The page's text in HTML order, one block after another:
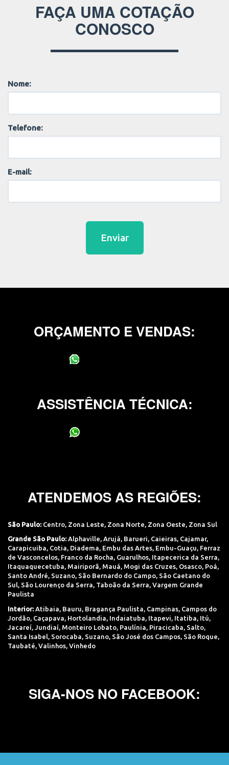
FAÇA UMA COTAÇÃO
CONOSCO
Nome:
Telefone:
E-mail:
Enviar
ORÇAMENTO E VENDAS:
ASSISTÊNCIA TÉCNICA:
ATENDEMOS AS REGIÕES:
São Paulo: Centro, Zona Leste, Zona Norte, Zona Oeste, Zona Sul
Grande São Paulo: Alphaville, Arujá, Barueri, Caieiras, Cajamar,
Carapicuiba, Cotia, Diadema, Embu das Artes, Embu-Guaçu, Ferraz
de Vasconcelos, Franco da Rocha, Guarulhos, Itapecerica da Serra,
Itaquaquecetuba, Mairiporã, Mauá, Mogi das Cruzes, Osasco, Poá,
Santo André, Suzano, São Bernardo do Campo, São Caetano do
Sul, São Lourenço da Serra, Taboão da Serra, Vargem Grande
Paulista
Interior: Atibaia, Bauru, Bragança Paulista, Campinas, Campos do
Jordão, Caçapava, Hortolandia, Indaiatuba, Itapevi, Itatiba, Itú,
Jacareí, Jundiaí, Monteiro Lobato, Paulínia, Piracicaba, Salto,
Santa Isabel, Sorocaba, Suzano, São José dos Campos, São Roque,
Taubaté, Valinhos, Vinhedo
SIGA-NOS NO FACEBOOK: